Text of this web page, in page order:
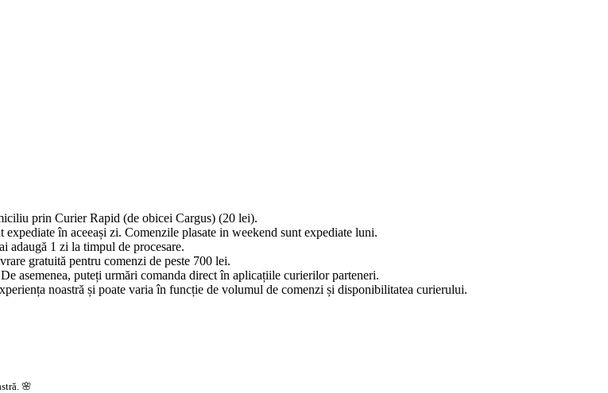
prin Curier Rapid (de obicei Cargus) (20 lei).
în aceeași zi. Comenzile plasate in weekend sunt expediate luni.
adaugă 1 zi la timpul de procesare.
gratuită pentru comenzi de peste 700 lei.
asemenea, puteți urmări comanda direct în aplicațiile curierilor parteneri.
noastră și poate varia în funcție de volumul de comenzi și disponibilitatea curierului.
🌸